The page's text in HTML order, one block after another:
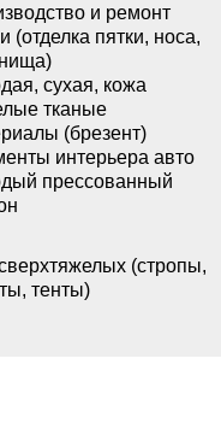
и ремонт
(отделка пятки, носа,
сухая, кожа
тканые
(брезент)
интерьера авто
прессованный
(стропы,
тенты)